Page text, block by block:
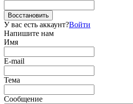
Восстановить
У вас есть аккаунт?Войти
Напишите нам
Имя
E-mail
Тема
Сообщение